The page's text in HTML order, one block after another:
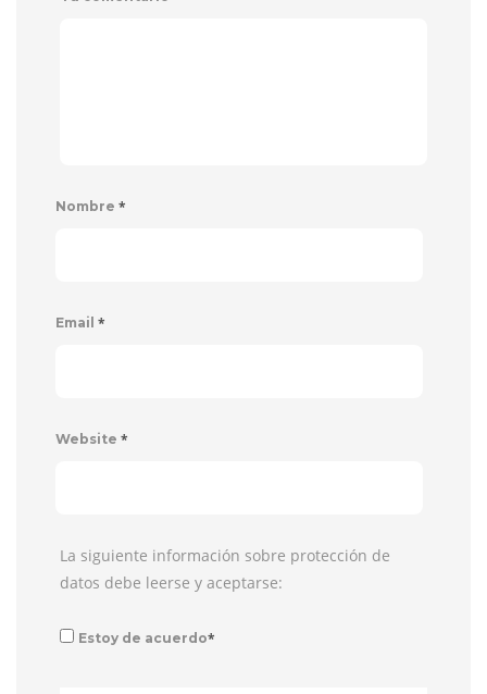
Nombre *
Email *
Website *
La siguiente información sobre protección de
datos debe leerse y aceptarse:
Estoy de acuerdo*